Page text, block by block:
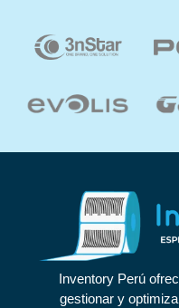
Inventory Perú
gestionar y